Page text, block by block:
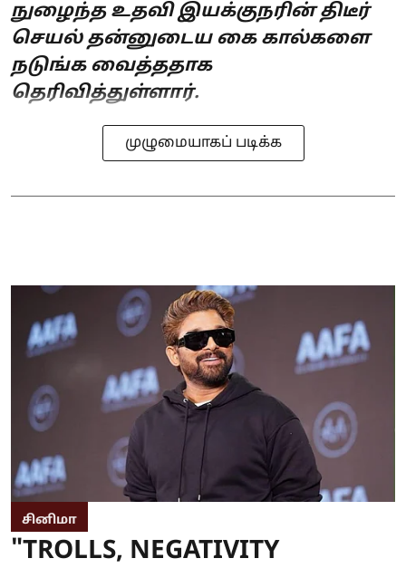
நுழைந்த உதவி இயக்குநரின் திடீர்
செயல் தன்னுடைய கை கால்களை
நடுங்க வைத்ததாக
தெரிவித்துள்ளார்.
முழுமையாகப் படிக்க
சினிமா
"TROLLS, NEGATIVITY